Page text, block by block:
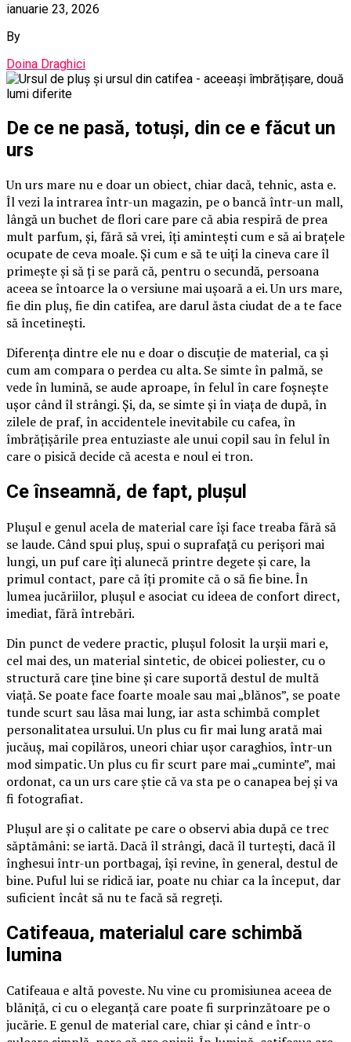
ianuarie 23, 2026
By
Doina Draghici
De ce ne pasă, totuși, din ce e făcut un
urs
Un urs mare nu e doar un obiect, chiar dacă, tehnic, asta e.
Îl vezi la intrarea într-un magazin, pe o bancă într-un mall,
lângă un buchet de flori care pare că abia respiră de prea
mult parfum, și, fără să vrei, îți amintești cum e să ai brațele
ocupate de ceva moale. Și cum e să te uiți la cineva care îl
primește și să ți se pară că, pentru o secundă, persoana
aceea se întoarce la o versiune mai ușoară a ei. Un urs mare,
fie din pluș, fie din catifea, are darul ăsta ciudat de a te face
să încetinești.
Diferența dintre ele nu e doar o discuție de material, ca și
cum am compara o perdea cu alta. Se simte în palmă, se
vede în lumină, se aude aproape, în felul în care foșnește
ușor când îl strângi. Și, da, se simte și în viața de după, în
zilele de praf, în accidentele inevitabile cu cafea, în
îmbrățișările prea entuziaste ale unui copil sau în felul în
care o pisică decide că acesta e noul ei tron.
Ce înseamnă, de fapt, plușul
Plușul e genul acela de material care își face treaba fără să
se laude. Când spui pluș, spui o suprafață cu perișori mai
lungi, un puf care îți alunecă printre degete și care, la
primul contact, pare că îți promite că o să fie bine. În
lumea jucăriilor, plușul e asociat cu ideea de confort direct,
imediat, fără întrebări.
Din punct de vedere practic, plușul folosit la urșii mari e,
cel mai des, un material sintetic, de obicei poliester, cu o
structură care ține bine și care suportă destul de multă
viață. Se poate face foarte moale sau mai „blănos”, se poate
tunde scurt sau lăsa mai lung, iar asta schimbă complet
personalitatea ursului. Un plus cu fir mai lung arată mai
jucăuș, mai copilăros, uneori chiar ușor caraghios, într-un
mod simpatic. Un plus cu fir scurt pare mai „cuminte”, mai
ordonat, ca un urs care știe că va sta pe o canapea bej și va
fi fotografiat.
Plușul are și o calitate pe care o observi abia după ce trec
săptămâni: se iartă. Dacă îl strângi, dacă îl turtești, dacă îl
înghesui într-un portbagaj, își revine, în general, destul de
bine. Puful lui se ridică iar, poate nu chiar ca la început, dar
suficient încât să nu te facă să regreți.
Catifeaua, materialul care schimbă
lumina
Catifeaua e altă poveste. Nu vine cu promisiunea aceea de
blăniță, ci cu o eleganță care poate fi surprinzătoare pe o
jucărie. E genul de material care, chiar și când e într-o